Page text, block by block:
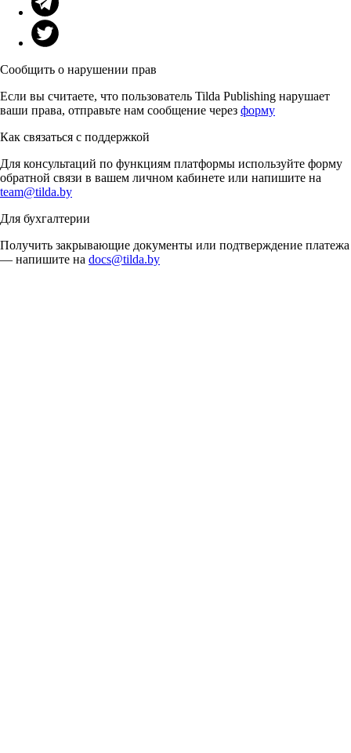
Сообщить о нарушении прав
Если вы считаете, что пользователь Tilda Publishing нарушает
ваши права, отправьте нам сообщение через форму
Как связаться с поддержкой
Для консультаций по функциям платформы используйте форму
обратной связи в вашем личном кабинете или напишите на
team@tilda.by
Для бухгалтерии
Получить закрывающие документы или подтверждение платежа
— напишите на docs@tilda.by